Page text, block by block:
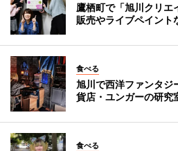
鷹栖町で「旭川クリ
販売やライブペイント
食べる
旭川で西洋ファンタジ
貨店・ユンガーの研究
食べる